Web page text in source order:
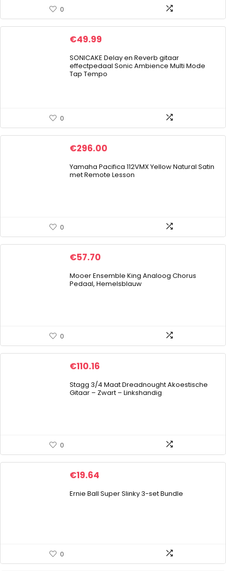
0
€49.99
SONICAKE Delay en Reverb gitaar
effectpedaal Sonic Ambience Multi Mode
Tap Tempo
0
€296.00
Yamaha Pacifica 112VMX Yellow Natural Satin
met Remote Lesson
0
€57.70
Mooer Ensemble King Analoog Chorus
Pedaal, Hemelsblauw
0
€110.16
Stagg 3/4 Maat Dreadnought Akoestische
Gitaar – Zwart – Linkshandig
0
€19.64
Ernie Ball Super Slinky 3-set Bundle
0